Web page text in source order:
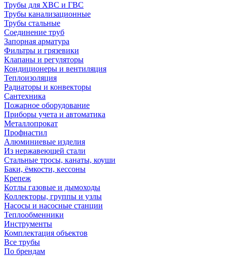
Трубы для ХВС и ГВС
Трубы канализационные
Трубы стальные
Соединение труб
Запорная арматура
Фильтры и грязевики
Клапаны и регуляторы
Кондиционеры и вентиляция
Теплоизоляция
Радиаторы и конвекторы
Сантехника
Пожарное оборудование
Приборы учета и автоматика
Металлопрокат
Профнастил
Алюминиевые изделия
Из нержавеющей стали
Стальные тросы, канаты, коуши
Баки, ёмкости, кессоны
Крепеж
Котлы газовые и дымоходы
Коллекторы, группы и узлы
Насосы и насосные станции
Теплообменники
Инструменты
Комплектация объектов
Все трубы
По брендам